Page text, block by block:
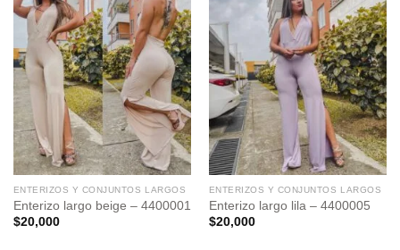
Add to
wishlist
ENTERIZOS Y CONJUNTOS LARGOS
Enterizo largo beige – 4400001
$20,000
Add to
wishlist
ENTERIZOS Y CONJUNTOS LARGOS
Enterizo largo lila – 4400005
$20,000